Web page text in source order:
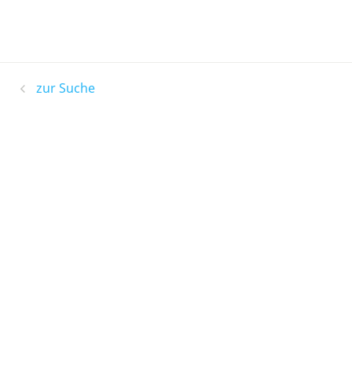
zur Suche